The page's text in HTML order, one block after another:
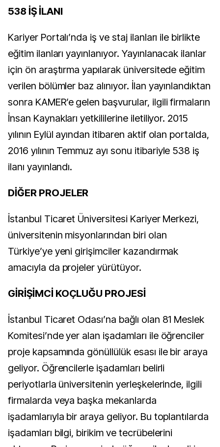
538 İŞ İLANI
Kariyer Portalı’nda iş ve staj ilanları ile birlikte
eğitim ilanları yayınlanıyor. Yayınlanacak ilanlar
için ön araştırma yapılarak üniversitede eğitim
verilen bölümler baz alınıyor. İlan yayınlandıktan
sonra KAMER’e gelen başvurular, ilgili firmaların
İnsan Kaynakları yetkililerine iletiliyor. 2015
yılının Eylül ayından itibaren aktif olan portalda,
2016 yılının Temmuz ayı sonu itibariyle 538 iş
ilanı yayınlandı.
DİĞER PROJELER
İstanbul Ticaret Üniversitesi Kariyer Merkezi,
üniversitenin misyonlarından biri olan
Türkiye’ye yeni girişimciler kazandırmak
amacıyla da projeler yürütüyor.
GİRİŞİMCİ KOÇLUĞU PROJESİ
İstanbul Ticaret Odası’na bağlı olan 81 Meslek
Komitesi’nde yer alan işadamları ile öğrenciler
proje kapsamında gönüllülük esası ile bir araya
geliyor. Öğrencilerle işadamları belirli
periyotlarla üniversitenin yerleşkelerinde, ilgili
firmalarda veya başka mekanlarda
işadamlarıyla bir araya geliyor. Bu toplantılarda
işadamları bilgi, birikim ve tecrübelerini